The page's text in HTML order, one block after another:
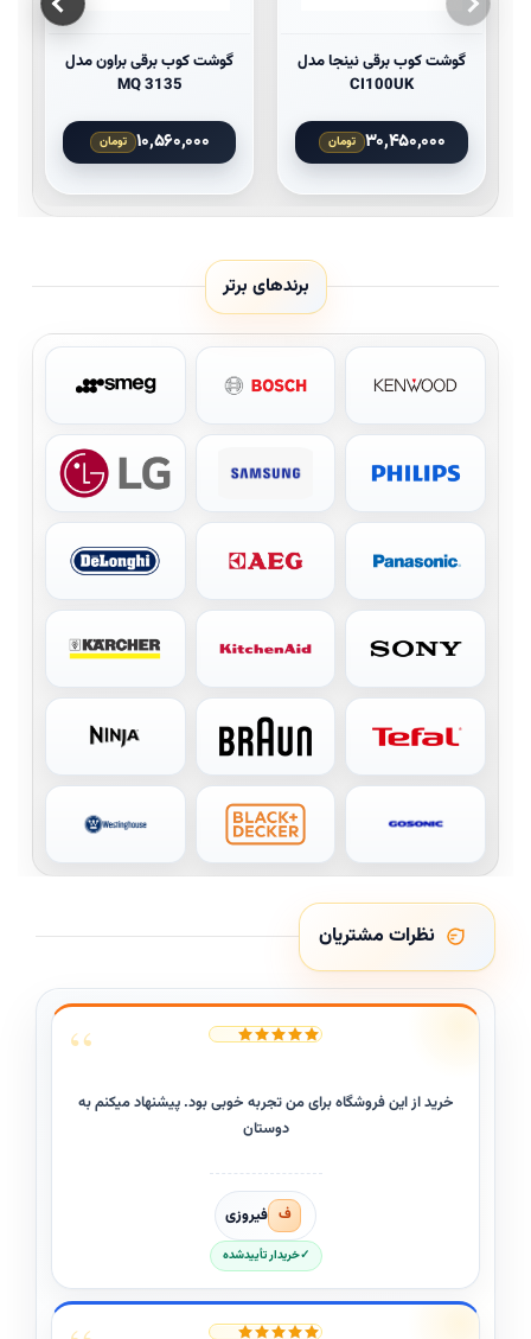
گوشت کوب برقی نینجا مدل
CI100UK
۳۰,۴۵۰,۰۰۰ تومان
گوشت کوب برقی براون مدل
MQ 3135
۱۰,۵۶۰,۰۰۰ تومان
برندهای برتر
نظرات مشتریان
خرید از این فروشگاه برای من تجربه خوبی بود. پیشنهاد میکنم به
دوستان
ف فیروزی
خریدار تأییدشده